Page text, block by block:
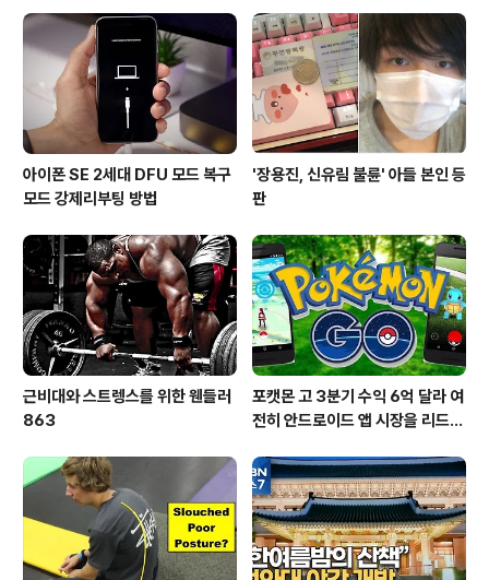
아이폰 SE 2세대 DFU 모드 복구
모드 강제리부팅 방법
'장용진, 신유림 불륜' 아들 본인 등
판
근비대와 스트렝스를 위한 웬들러
863
포캣몬 고 3분기 수익 6억 달라 여
전히 안드로이드 앱 시장을 리드